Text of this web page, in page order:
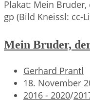
Plakat: Mein
gp (Bild Kneissl: cc-
Mein Bruder,
Beitrags-
Autor:
Gerhard Prantl
Beitrag
veröffentlicht:
18. November
Beitrags-
2016 - 2020/